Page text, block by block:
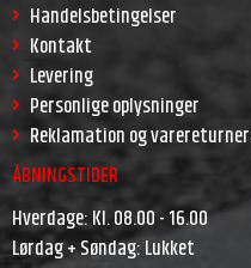
Handelsbetingelser
Kontakt
Levering
Personlige oplysninger
Reklamation og
ÅBNINGSTIDER
Hverdage: Kl. 08.00 - 16.00
Lørdag + Søndag: Lukket